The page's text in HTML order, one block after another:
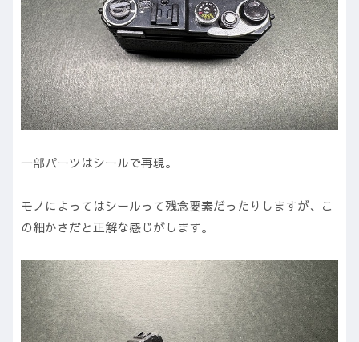
一部パーツはシールで再現。
モノによってはシールって残念要素だったりしますが、こ
の細かさだと正解な感じがします。